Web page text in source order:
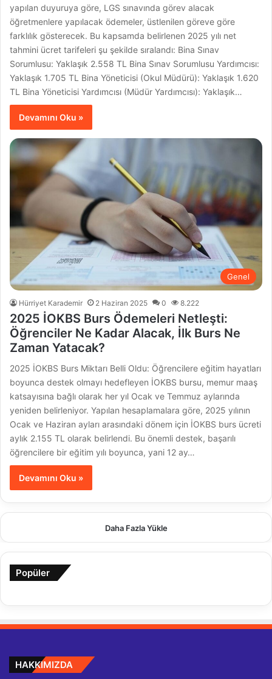
yapılan duyuruya göre, LGS sınavında görev alacak
öğretmenlere yapılacak ödemeler, üstlenilen göreve göre
farklılık gösterecek. Bu kapsamda belirlenen 2025 yılı net
tahmini ücret tarifeleri şu şekilde sıralandı: Bina Sınav
Sorumlusu: Yaklaşık 2.558 TL Bina Sınav Sorumlusu Yardımcısı:
Yaklaşık 1.705 TL Bina Yöneticisi (Okul Müdürü): Yaklaşık 1.620
TL Bina Yöneticisi Yardımcısı (Müdür Yardımcısı): Yaklaşık…
Devamını Oku »
Genel
Hürriyet Karademir 2 Haziran 2025 0 8.222
2025 İOKBS Burs Ödemeleri Netleşti:
Öğrenciler Ne Kadar Alacak, İlk Burs Ne
Zaman Yatacak?
2025 İOKBS Burs Miktarı Belli Oldu: Öğrencilere eğitim hayatları
boyunca destek olmayı hedefleyen İOKBS bursu, memur maaş
katsayısına bağlı olarak her yıl Ocak ve Temmuz aylarında
yeniden belirleniyor. Yapılan hesaplamalara göre, 2025 yılının
Ocak ve Haziran ayları arasındaki dönem için İOKBS burs ücreti
aylık 2.155 TL olarak belirlendi. Bu önemli destek, başarılı
öğrencilere bir eğitim yılı boyunca, yani 12 ay…
Devamını Oku »
Daha Fazla Yükle
Popüler
HAKKIMIZDA